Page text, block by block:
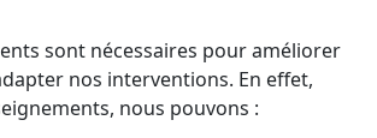
sont nécessaires pour améliorer
nos interventions. En effet,
nous pouvons :